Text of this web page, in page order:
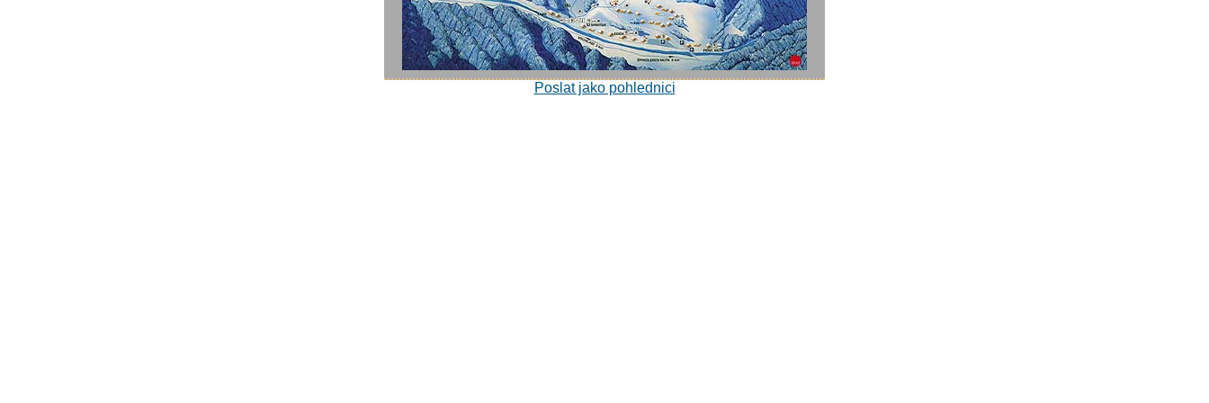
Poslat jako pohlednici